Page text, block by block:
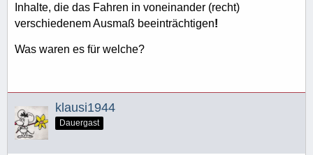
Inhalte, die das Fahren in voneinander (recht)
verschiedenem Ausmaß beeinträchtigen!
Was waren es für welche?
klausi1944
Dauergast